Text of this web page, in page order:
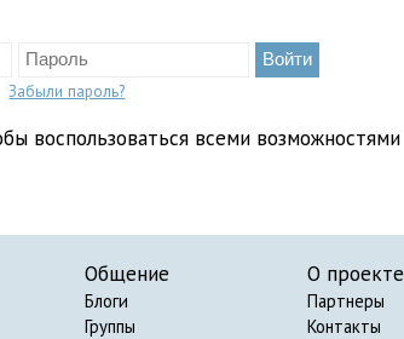
Забыли пароль?
воспользоваться всеми возможностями
Общение
Блоги
Группы
О проекте
Партнеры
Контакты